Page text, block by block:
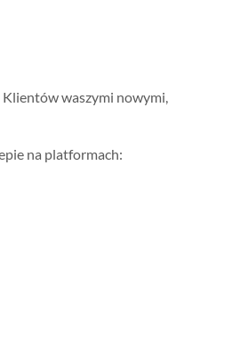
Klientów waszymi nowymi,
na platformach: